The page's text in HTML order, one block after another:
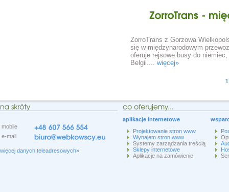
ZorroTrans z Gorzowa
się w międzynarodowym
oferuje rejsowe busy do
Belgii.... więcej»
1
mobile
e-mail
więcej danych teleadresowych»
aplikacje internetowe
Projektowanie stron www
Wynajem stron www
Systemy zarządzania treścią
Sklepy internetowe
Aplikacje na zamówienie